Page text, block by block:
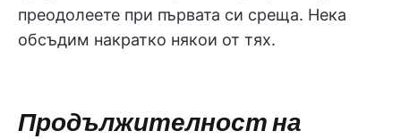
преодолеете при първата си среща. Нека
обсъдим накратко някои от тях.
Продължителност на